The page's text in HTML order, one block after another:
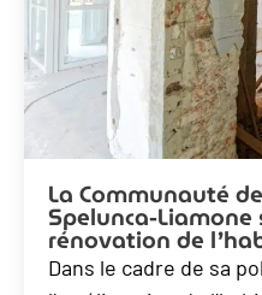
La Communauté
Spelunca-Liamone
rénovation de
Dans le cadre de sa